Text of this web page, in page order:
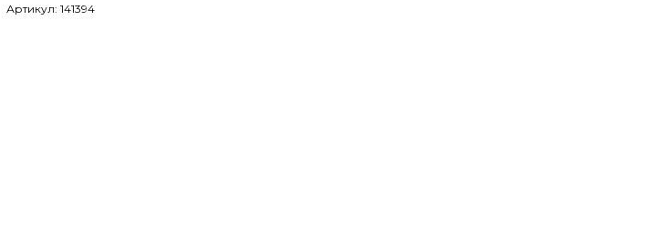
Артикул: 141394